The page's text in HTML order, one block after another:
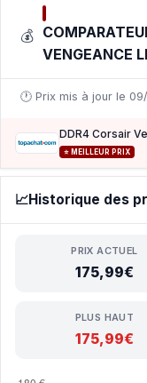
💰
VENGEANCE
🕐 Prix mis à jour le
⭐ MEILLEUR PRIX
📈Historique des
PRIX ACTUEL
175,99€
PLUS HAUT
175,99€